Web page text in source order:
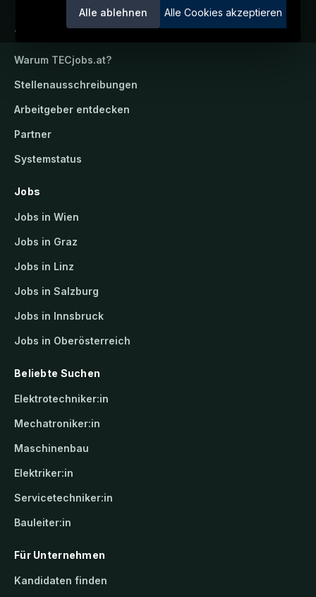
Alle ablehnen Alle Cookies akzeptieren
TECjobs.at
Warum TECjobs.at?
Stellenausschreibungen
Arbeitgeber entdecken
Partner
Systemstatus
Jobs
Jobs in Wien
Jobs in Graz
Jobs in Linz
Jobs in Salzburg
Jobs in Innsbruck
Jobs in Oberösterreich
Beliebte Suchen
Elektrotechniker:in
Mechatroniker:in
Maschinenbau
Elektriker:in
Servicetechniker:in
Bauleiter:in
Für Unternehmen
Kandidaten finden